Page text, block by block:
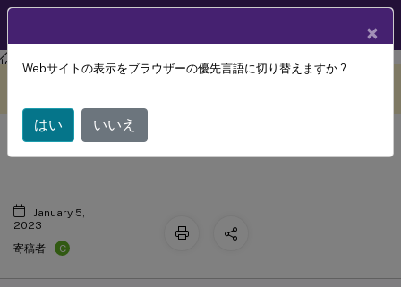
Citrix Secure Private Access
Citrix Secure Private Access
January 5,
2023
寄稿者:
C
×
Webサイトの表示をブラウザーの優先言語に切り替えますか ?
はい いいえ